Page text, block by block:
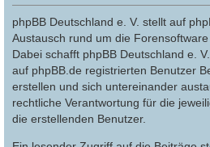
phpBB Deutschland e. V. stellt auf
Austausch rund um die Forensoftware
Dabei schafft phpBB Deutschland e.
auf phpBB.de registrierten Benutzer
erstellen und sich untereinander
rechtliche Verantwortung für die
die erstellenden Benutzer.